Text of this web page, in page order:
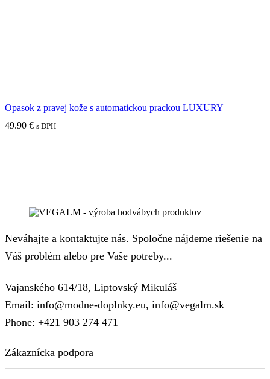
Opasok z pravej kože s automatickou prackou LUXURY
49.90 € s DPH
Neváhajte a kontaktujte nás. Spoločne nájdeme riešenie na
Váš problém alebo pre Vaše potreby...
Vajanského 614/18, Liptovský Mikuláš
Email: info@modne-doplnky.eu, info@vegalm.sk
Phone: +421 903 274 471
Zákaznícka podpora